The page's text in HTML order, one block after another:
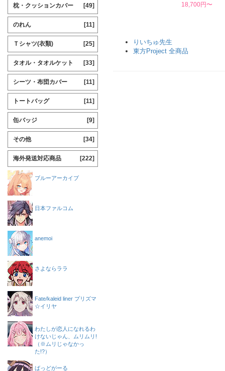
18,700円〜
りいちゅ先生
東方Project 全商品
枕・クッションカバー [49]
のれん [11]
Ｔシャツ(衣類) [25]
タオル・タオルケット [33]
シーツ・布団カバー [11]
トートバッグ [11]
缶バッジ [9]
その他 [34]
海外発送対応商品 [222]
ブルーアーカイブ
日本ファルコム
anemoi
さよならララ
Fate/kaleid liner プリズマ
☆イリヤ
わたしが恋人になれるわ
けないじゃん、ムリムリ!
（※ムリじゃなかっ
た!?）
ばっどがーる